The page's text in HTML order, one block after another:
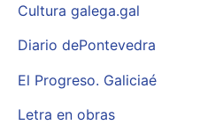
Cultura galega.gal
Diario dePontevedra
El Progreso. Galiciaé
Letra en obras